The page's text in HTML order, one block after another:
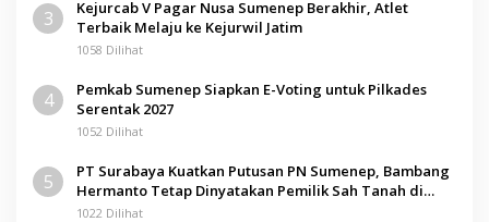
3
Kejurcab V Pagar Nusa Sumenep Berakhir, Atlet
Terbaik Melaju ke Kejurwil Jatim
1058 Dilihat
4
Pemkab Sumenep Siapkan E-Voting untuk Pilkades
Serentak 2027
1052 Dilihat
5
PT Surabaya Kuatkan Putusan PN Sumenep, Bambang
Hermanto Tetap Dinyatakan Pemilik Sah Tanah di
Pamolokan
1022 Dilihat